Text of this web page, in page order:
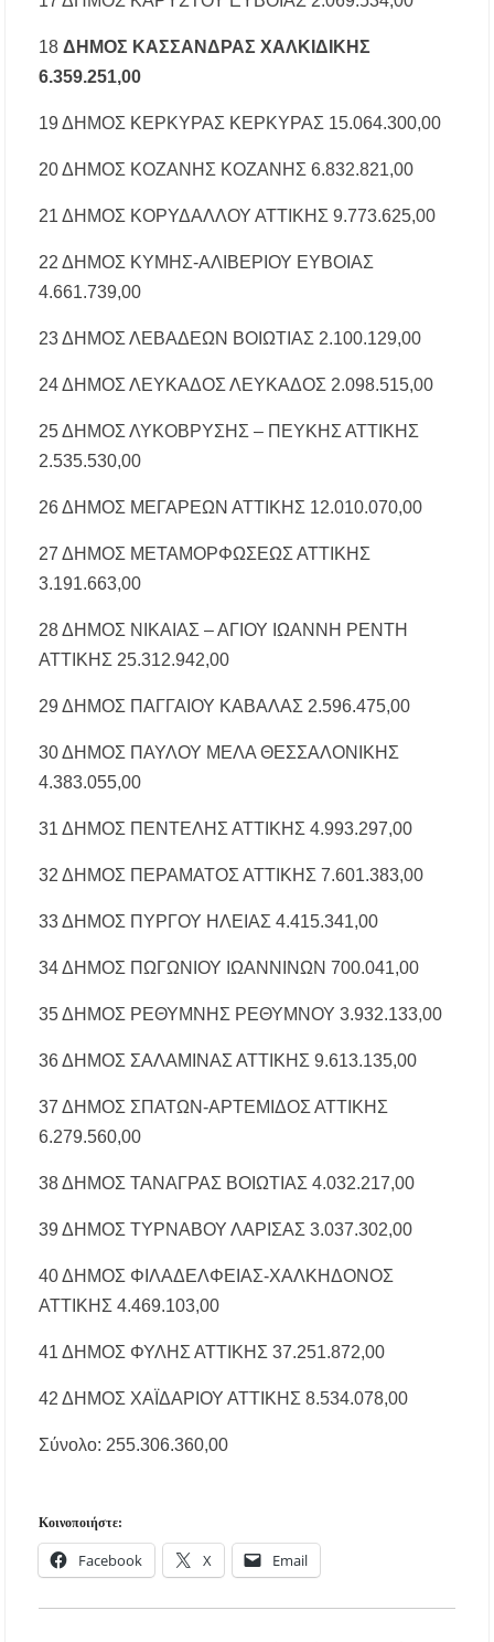
18ΔΗΜΟΣ ΚΑΣΣΑΝΔΡΑΣ ΧΑΛΚΙΔΙΚΗΣ
6.359.251,00
19 ΔΗΜΟΣ ΚΕΡΚΥΡΑΣ ΚΕΡΚΥΡΑΣ 15.064.300,00
20 ΔΗΜΟΣ ΚΟΖΑΝΗΣ ΚΟΖΑΝΗΣ 6.832.821,00
21 ΔΗΜΟΣ ΚΟΡΥΔΑΛΛΟΥ ΑΤΤΙΚΗΣ 9.773.625,00
22 ΔΗΜΟΣ ΚΥΜΗΣ-ΑΛΙΒΕΡΙΟΥ ΕΥΒΟΙΑΣ
4.661.739,00
23 ΔΗΜΟΣ ΛΕΒΑΔΕΩΝ ΒΟΙΩΤΙΑΣ 2.100.129,00
24 ΔΗΜΟΣ ΛΕΥΚΑΔΟΣ ΛΕΥΚΑΔΟΣ 2.098.515,00
25 ΔΗΜΟΣ ΛΥΚΟΒΡΥΣΗΣ – ΠΕΥΚΗΣ ΑΤΤΙΚΗΣ
2.535.530,00
26 ΔΗΜΟΣ ΜΕΓΑΡΕΩΝ ΑΤΤΙΚΗΣ 12.010.070,00
27 ΔΗΜΟΣ ΜΕΤΑΜΟΡΦΩΣΕΩΣ ΑΤΤΙΚΗΣ
3.191.663,00
28 ΔΗΜΟΣ ΝΙΚΑΙΑΣ – ΑΓΙΟΥ ΙΩΑΝΝΗ ΡΕΝΤΗ
ΑΤΤΙΚΗΣ 25.312.942,00
29 ΔΗΜΟΣ ΠΑΓΓΑΙΟΥ ΚΑΒΑΛΑΣ 2.596.475,00
30 ΔΗΜΟΣ ΠΑΥΛΟΥ ΜΕΛΑ ΘΕΣΣΑΛΟΝΙΚΗΣ
4.383.055,00
31 ΔΗΜΟΣ ΠΕΝΤΕΛΗΣ ΑΤΤΙΚΗΣ 4.993.297,00
32 ΔΗΜΟΣ ΠΕΡΑΜΑΤΟΣ ΑΤΤΙΚΗΣ 7.601.383,00
33 ΔΗΜΟΣ ΠΥΡΓΟΥ ΗΛΕΙΑΣ 4.415.341,00
34 ΔΗΜΟΣ ΠΩΓΩΝΙΟΥ ΙΩΑΝΝΙΝΩΝ 700.041,00
35 ΔΗΜΟΣ ΡΕΘΥΜΝΗΣ ΡΕΘΥΜΝΟΥ 3.932.133,00
36 ΔΗΜΟΣ ΣΑΛΑΜΙΝΑΣ ΑΤΤΙΚΗΣ 9.613.135,00
37 ΔΗΜΟΣ ΣΠΑΤΩΝ-ΑΡΤΕΜΙΔΟΣ ΑΤΤΙΚΗΣ
6.279.560,00
38 ΔΗΜΟΣ ΤΑΝΑΓΡΑΣ ΒΟΙΩΤΙΑΣ 4.032.217,00
39 ΔΗΜΟΣ ΤΥΡΝΑΒΟΥ ΛΑΡΙΣΑΣ 3.037.302,00
40 ΔΗΜΟΣ ΦΙΛΑΔΕΛΦΕΙΑΣ-ΧΑΛΚΗΔΟΝΟΣ
ΑΤΤΙΚΗΣ 4.469.103,00
41 ΔΗΜΟΣ ΦΥΛΗΣ ΑΤΤΙΚΗΣ 37.251.872,00
42 ΔΗΜΟΣ ΧΑΪΔΑΡΙΟΥ ΑΤΤΙΚΗΣ 8.534.078,00
Σύνολο: 255.306.360,00
Κοινοποιήστε:
Facebook X Email